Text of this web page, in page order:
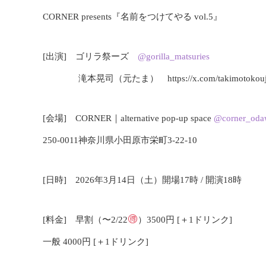
CORNER presents『名前をつけてやる vol.5』
[出演] ゴリラ祭ーズ @gorilla_matsuries
滝本晃司（元たま） https://x.com/
[会場] CORNER｜alternative pop-up space
250-0011神奈川県小田原市栄町3-22-10
[日時] 2026年3月14日（土）開場17時 / 開演18時
[料金] 早割（〜2/22 ）3500円 [＋1ドリンク]
一般 4000円 [＋1ドリンク]